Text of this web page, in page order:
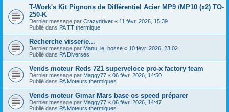
T-Work's Kit Pignons de Différentiel Acier MP9 /MP10 (x2) TO-
250-K
Dernier message par Crazydriver « 11 févr. 2026, 15:39
Publié dans PA TT thermique
Recherche visserie...
Dernier message par Manu_le_bosse « 10 févr. 2026, 23:02
Publié dans PA Diverses
Vends moteur Reds 721 superveloce pro-x factory team
Dernier message par Maggy77 « 06 févr. 2026, 14:50
Publié dans PA Moteurs thermiques
Vends moteur Gimar Mars base os speed préparer
Dernier message par Maggy77 « 06 févr. 2026, 14:47
Publié dans PA Moteurs thermiques